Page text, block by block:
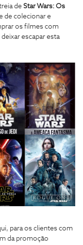
de Star Wars: Os
de colecionar e
os filmes com
deixar escapar esta
para os clientes com
da promoção